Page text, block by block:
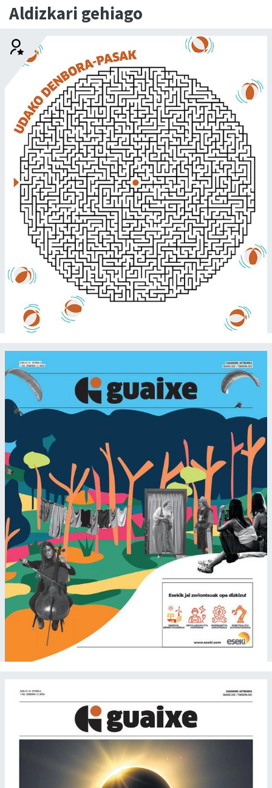
Aldizkari gehiago